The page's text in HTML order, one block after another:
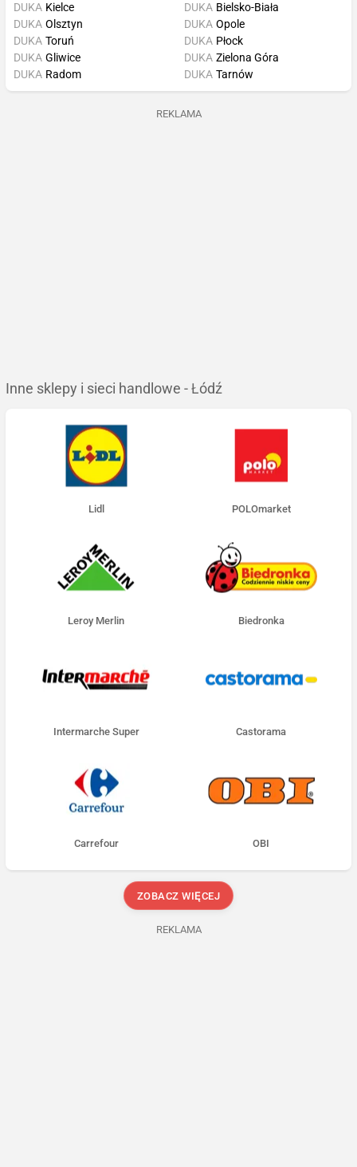
DUKA Kielce DUKA Bielsko-Biała
DUKA Olsztyn
DUKA Toruń
DUKA Gliwice
DUKA Radom
DUKA Opole
DUKA Płock
DUKA Zielona Góra
DUKA Tarnów
REKLAMA
Inne sklepy i sieci handlowe - Łódź
Lidl POLOmarket
Leroy Merlin Biedronka
Intermarche Super Castorama
Carrefour OBI
ZOBACZ WIĘCEJ
REKLAMA